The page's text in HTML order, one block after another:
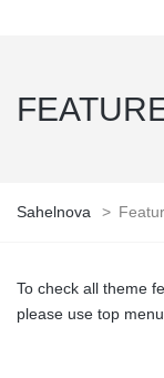
Sahelnova >
To check all theme
please use top menu